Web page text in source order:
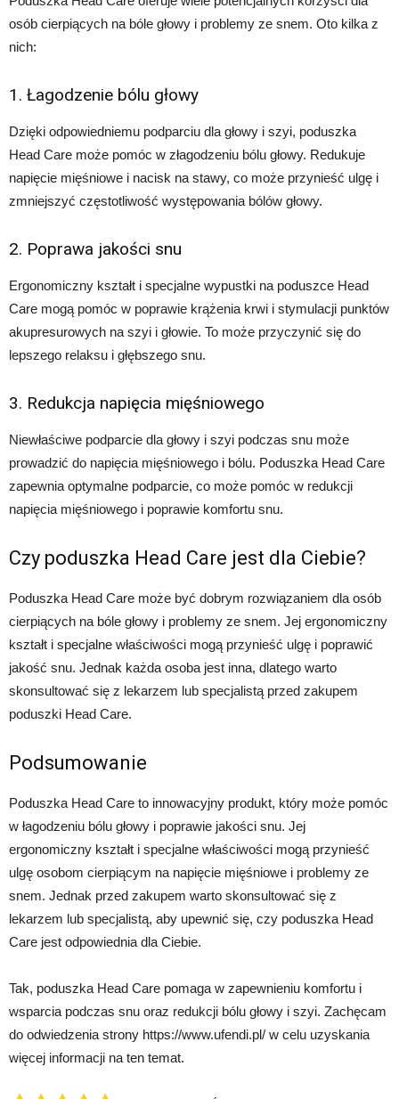
osób cierpiących na bóle głowy i problemy ze snem. Oto kilka z
nich:
1. Łagodzenie bólu głowy
Dzięki odpowiedniemu podparciu dla głowy i szyi, poduszka
Head Care może pomóc w złagodzeniu bólu głowy. Redukuje
napięcie mięśniowe i nacisk na stawy, co może przynieść ulgę i
zmniejszyć częstotliwość występowania bólów głowy.
2. Poprawa jakości snu
Ergonomiczny kształt i specjalne wypustki na poduszce Head
Care mogą pomóc w poprawie krążenia krwi i stymulacji punktów
akupresurowych na szyi i głowie. To może przyczynić się do
lepszego relaksu i głębszego snu.
3. Redukcja napięcia mięśniowego
Niewłaściwe podparcie dla głowy i szyi podczas snu może
prowadzić do napięcia mięśniowego i bólu. Poduszka Head Care
zapewnia optymalne podparcie, co może pomóc w redukcji
napięcia mięśniowego i poprawie komfortu snu.
Czy poduszka Head Care jest dla Ciebie?
Poduszka Head Care może być dobrym rozwiązaniem dla osób
cierpiących na bóle głowy i problemy ze snem. Jej ergonomiczny
kształt i specjalne właściwości mogą przynieść ulgę i poprawić
jakość snu. Jednak każda osoba jest inna, dlatego warto
skonsultować się z lekarzem lub specjalistą przed zakupem
poduszki Head Care.
Podsumowanie
Poduszka Head Care to innowacyjny produkt, który może pomóc
w łagodzeniu bólu głowy i poprawie jakości snu. Jej
ergonomiczny kształt i specjalne właściwości mogą przynieść
ulgę osobom cierpiącym na napięcie mięśniowe i problemy ze
snem. Jednak przed zakupem warto skonsultować się z
lekarzem lub specjalistą, aby upewnić się, czy poduszka Head
Care jest odpowiednia dla Ciebie.
Tak, poduszka Head Care pomaga w zapewnieniu komfortu i
wsparcia podczas snu oraz redukcji bólu głowy i szyi. Zachęcam
do odwiedzenia strony https://www.ufendi.pl/ w celu uzyskania
więcej informacji na ten temat.